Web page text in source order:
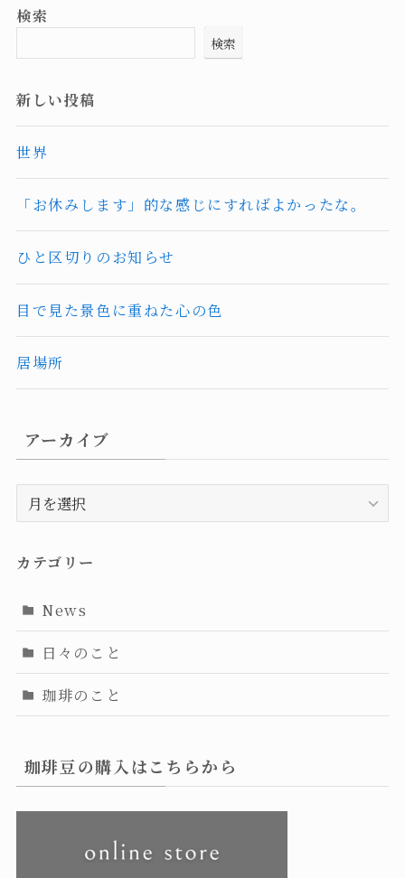
検索
検索
新しい投稿
世界
「お休みします」的な感じにすればよかったな。
ひと区切りのお知らせ
目で見た景色に重ねた心の色
居場所
アーカイブ
ア
ー
イ
カテゴリー
News
日々のこと
珈琲のこと
珈琲豆の購入はこちらから